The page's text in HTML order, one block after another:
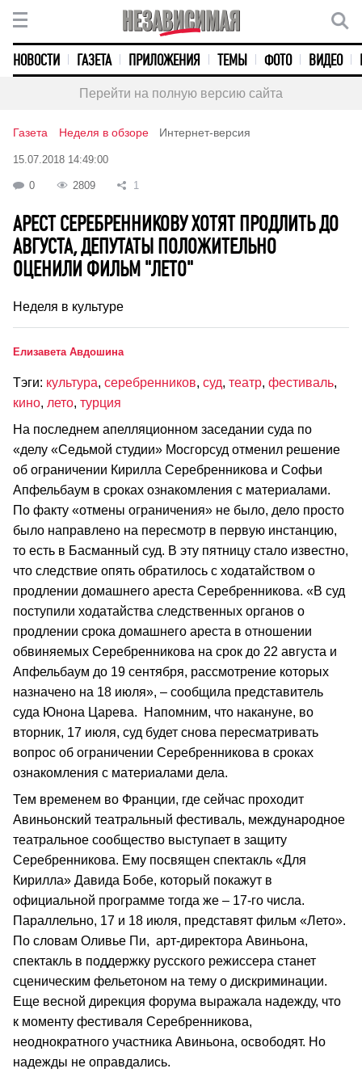
НОВОСТИ ГАЗЕТА ПРИЛОЖЕНИЯ ТЕМЫ ФОТО ВИДЕО
Перейти на полную версию сайта
Газета Неделя в обзоре Интернет-версия
15.07.2018 14:49:00
0 2809 1
АРЕСТ СЕРЕБРЕННИКОВУ ХОТЯТ ПРОДЛИТЬ ДО
АВГУСТА, ДЕПУТАТЫ ПОЛОЖИТЕЛЬНО
ОЦЕНИЛИ ФИЛЬМ "ЛЕТО"
Неделя в культуре
Елизавета Авдошина
Тэги: культура, серебренников, суд, театр, фестиваль,
кино, лето, турция
На последнем апелляционном заседании суда по
«делу «Седьмой студии» Мосгорсуд отменил решение
об ограничении Кирилла Серебренникова и Софьи
Апфельбаум в сроках ознакомления с материалами.
По факту «отмены ограничения» не было, дело просто
было направлено на пересмотр в первую инстанцию,
то есть в Басманный суд. В эту пятницу стало известно,
что следствие опять обратилось с ходатайством о
продлении домашнего ареста Серебренникова. «В суд
поступили ходатайства следственных органов о
продлении срока домашнего ареста в отношении
обвиняемых Серебренникова на срок до 22 августа и
Апфельбаум до 19 сентября, рассмотрение которых
назначено на 18 июля», – сообщила представитель
суда Юнона Царева. Напомним, что накануне, во
вторник, 17 июля, суд будет снова пересматривать
вопрос об ограничении Серебренникова в сроках
ознакомления с материалами дела.
Тем временем во Франции, где сейчас проходит
Авиньонский театральный фестиваль, международное
театральное сообщество выступает в защиту
Серебренникова. Ему посвящен спектакль «Для
Кирилла» Давида Бобе, который покажут в
официальной программе тогда же – 17-го числа.
Параллельно, 17 и 18 июля, представят фильм «Лето».
По словам Оливье Пи, арт-директора Авиньона,
спектакль в поддержку русского режиссера станет
сценическим фельетоном на тему о дискриминации.
Еще весной дирекция форума выражала надежду, что
к моменту фестиваля Серебренникова,
неоднократного участника Авиньона, освободят. Но
надежды не оправдались.